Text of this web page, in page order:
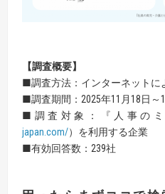
【調査概要】
■調査方法：インターネットに
■調査期間：2025年11月18日～
■調査対象：『人事のミ
japan.com/）を利用する企業
■有効回答数：239社